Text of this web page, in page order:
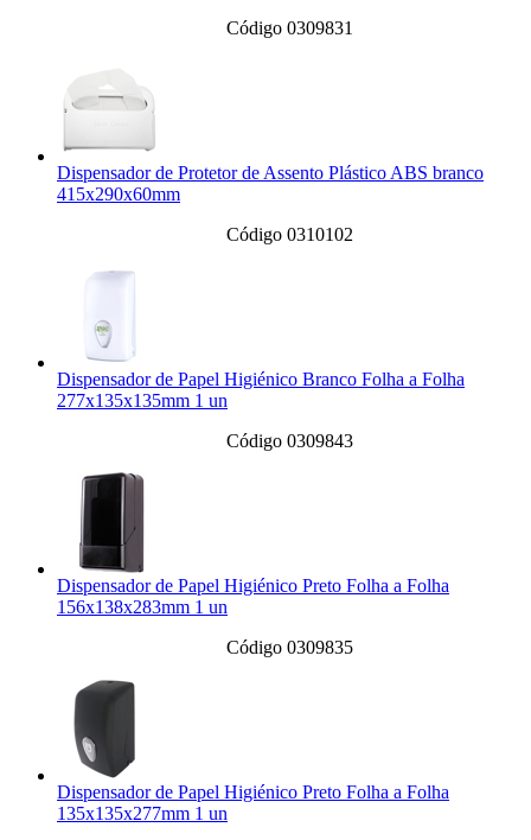
Código 0309831
Dispensador de Protetor de Assento Plástico ABS branco
415x290x60mm
Código 0310102
Dispensador de Papel Higiénico Branco Folha a Folha
277x135x135mm 1 un
Código 0309843
Dispensador de Papel Higiénico Preto Folha a Folha
156x138x283mm 1 un
Código 0309835
Dispensador de Papel Higiénico Preto Folha a Folha
135x135x277mm 1 un